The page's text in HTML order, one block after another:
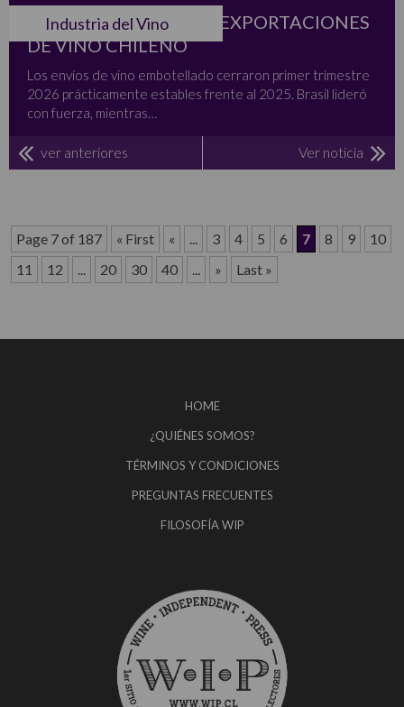
Industria del Vino
BRASIL SOSTIENE LAS EXPORTACIONES
DE VINO CHILENO
Los envíos de vino embotellado cerraron primer trimestre
2026 prácticamente estables frente al 2025. Brasil lideró
con fuerza, mientras…
ver anteriores Ver noticia
Page 7 of 187 « First « ... 3 4 5 6 7 8 9
10
11
12 ... 20 30 40 ... » Last »
HOME
¿QUIÉNES SOMOS?
TÉRMINOS Y CONDICIONES
PREGUNTAS FRECUENTES
FILOSOFÍA WIP